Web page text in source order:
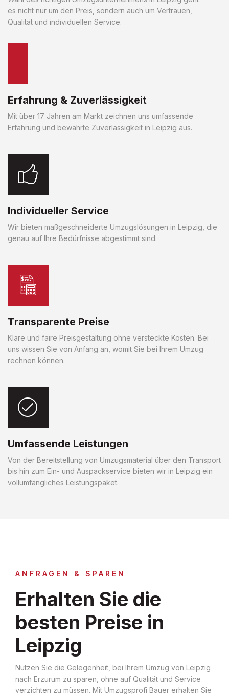
es nicht nur um den Preis, sondern auch um Vertrauen,
Qualität und individuellen Service.
Erfahrung & Zuverlässigkeit
Mit über 17 Jahren am Markt zeichnen uns umfassende
Erfahrung und bewährte Zuverlässigkeit in Leipzig aus.
Individueller Service
Wir bieten maßgeschneiderte Umzugslösungen in Leipzig, die
genau auf Ihre Bedürfnisse abgestimmt sind.
Transparente Preise
Klare und faire Preisgestaltung ohne versteckte Kosten. Bei
uns wissen Sie von Anfang an, womit Sie bei Ihrem Umzug
rechnen können.
Umfassende Leistungen
Von der Bereitstellung von Umzugsmaterial über den Transport
bis hin zum Ein- und Auspackservice bieten wir in Leipzig ein
vollumfängliches Leistungspaket.
ANFRAGEN & SPAREN
Erhalten Sie die
besten Preise in
Leipzig
Nutzen Sie die Gelegenheit, bei Ihrem Umzug von Leipzig
nach Erzurum zu sparen, ohne auf Qualität und Service
verzichten zu müssen. Mit Umzugsprofi Bauer erhalten Sie